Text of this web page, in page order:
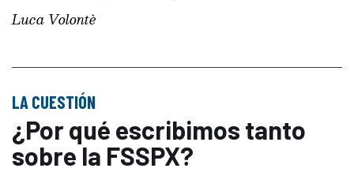
Luca Volontè
LA CUESTIÓN
¿Por qué escribimos tanto
sobre la FSSPX?